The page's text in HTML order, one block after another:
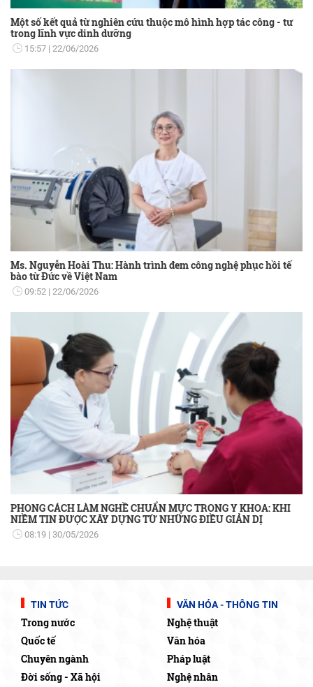
Một số kết quả từ nghiên cứu thuộc mô hình hợp tác công - tư
trong lĩnh vực dinh dưỡng
15:57 22/06/2026
Ms. Nguyễn Hoài Thu: Hành trình đem công nghệ phục hồi tế
bào từ Đức về Việt Nam
09:52 22/06/2026
PHONG CÁCH LÀM NGHỀ CHUẨN MỰC TRONG Y KHOA: KHI
NIỀM TIN ĐƯỢC XÂY DỰNG TỪ NHỮNG ĐIỀU GIẢN DỊ
08:19 30/05/2026
TIN TỨC
Trong nước
Quốc tế
Chuyên ngành
Đời sống - Xã hội
VĂN HÓA - THÔNG TIN
Nghệ thuật
Văn hóa
Pháp luật
Nghệ nhân